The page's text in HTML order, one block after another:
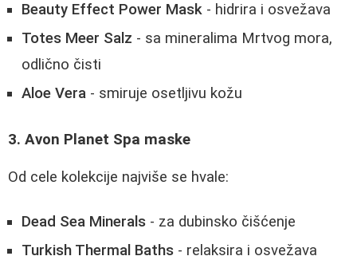
Beauty Effect Power Mask - hidrira i osvežava
Totes Meer Salz - sa mineralima Mrtvog mora,
odlično čisti
Aloe Vera - smiruje osetljivu kožu
3. Avon Planet Spa maske
Od cele kolekcije najviše se hvale:
Dead Sea Minerals - za dubinsko čišćenje
Turkish Thermal Baths - relaksira i osvežava